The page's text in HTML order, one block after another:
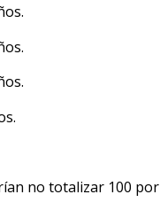
no totalizar 100